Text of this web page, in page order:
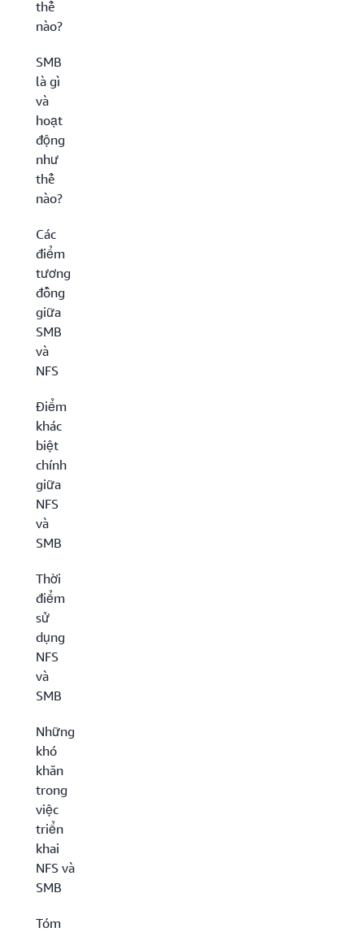
thế
nào?
SMB
là gì
và
hoạt
động
như
thế
nào?
Các
điểm
tương
đồng
giữa
SMB
và
NFS
Điểm
khác
biệt
chính
giữa
NFS
và
SMB
Thời
điểm
sử
dụng
NFS
và
SMB
Những
khó
khăn
trong
việc
triển
khai
NFS và
SMB
Tóm